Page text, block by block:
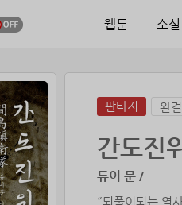
웹툰 소설
판타지 완결
간도진
듀이 문 /
˝되풀이되는 역